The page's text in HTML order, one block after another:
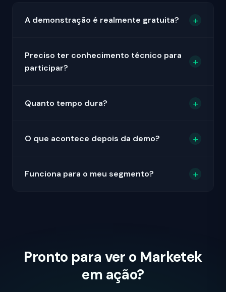
A demonstração é realmente gratuita?
Preciso ter conhecimento técnico para
participar?
Quanto tempo dura?
O que acontece depois da demo?
Funciona para o meu segmento?
Pronto para ver o Marketek
em ação?